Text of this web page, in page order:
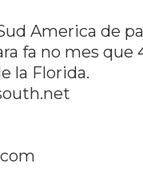
America de
fa no mes que
la Florida.